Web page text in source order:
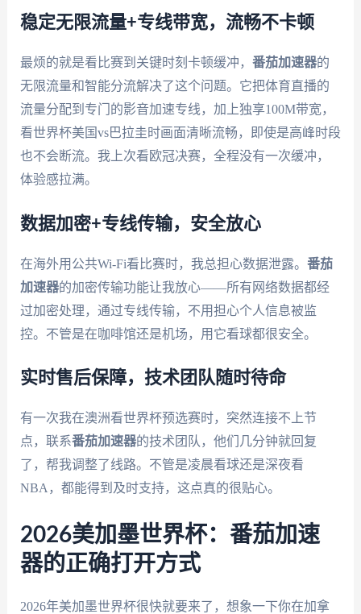
稳定无限流量+专线带宽，流畅不卡顿
最烦的就是看比赛到关键时刻卡顿缓冲， 番茄加速器的
无限流量和智能分流解决了这个问题。它把体育直播的
流量分配到专门的影音加速专线，加上独享100M带宽，
看世界杯美国vs巴拉圭时画面清晰流畅，即使是高峰时段
也不会断流。我上次看欧冠决赛，全程没有一次缓冲，
体验感拉满。
数据加密+专线传输，安全放心
在海外用公共Wi-Fi看比赛时，我总担心数据泄露。 番茄
加速器的加密传输功能让我放心——所有网络数据都经
过加密处理，通过专线传输，不用担心个人信息被监
控。不管是在咖啡馆还是机场，用它看球都很安全。
实时售后保障，技术团队随时待命
有一次我在澳洲看世界杯预选赛时，突然连接不上节
点，联系番茄加速器的技术团队，他们几分钟就回复
了，帮我调整了线路。不管是凌晨看球还是深夜看
NBA，都能得到及时支持，这点真的很贴心。
2026美加墨世界杯：番茄加速
器的正确打开方式
2026年美加墨世界杯很快就要来了，想象一下你在加拿